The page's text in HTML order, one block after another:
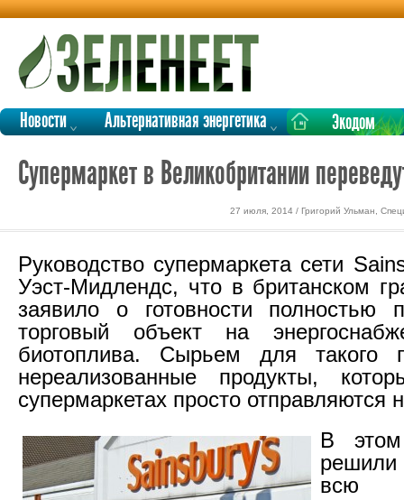
Новости Альтернативная энергетика Экодом
Супермаркет в Великобритании
27 июля, 2014 / Григорий Ульман,
Руководство супермаркета сети
Уэст-Мидлендс, что в британском
заявило о готовности полностью
торговый объект на
биотоплива. Сырьем для такого
нереализованные продукты,
супермаркетах просто отправляются
В
всю